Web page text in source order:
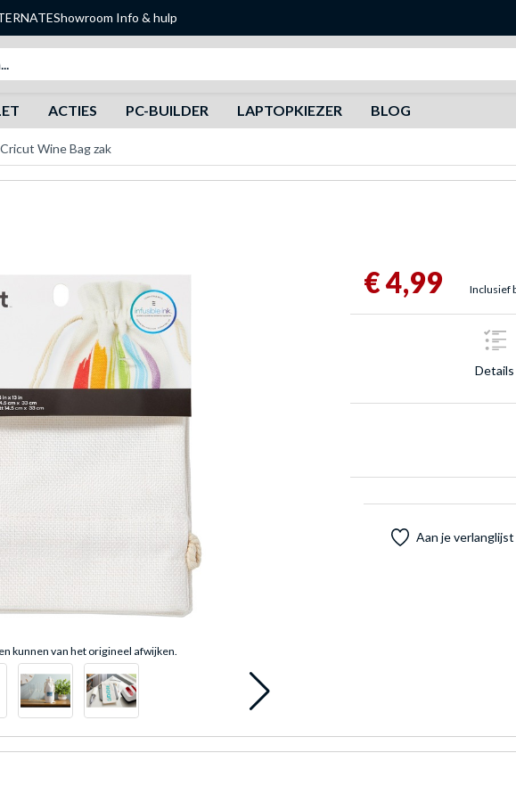
Showroom Info & hulp
ACTIES PC-BUILDER LAPTOPKIEZER BLOG
Cricut Wine Bag zak
kunnen van het origineel afwijken.
€ 4,99 Inclusief
Details
Aan je